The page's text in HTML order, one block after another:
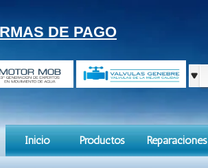
DE PAGO
Inicio Productos Reparaciones